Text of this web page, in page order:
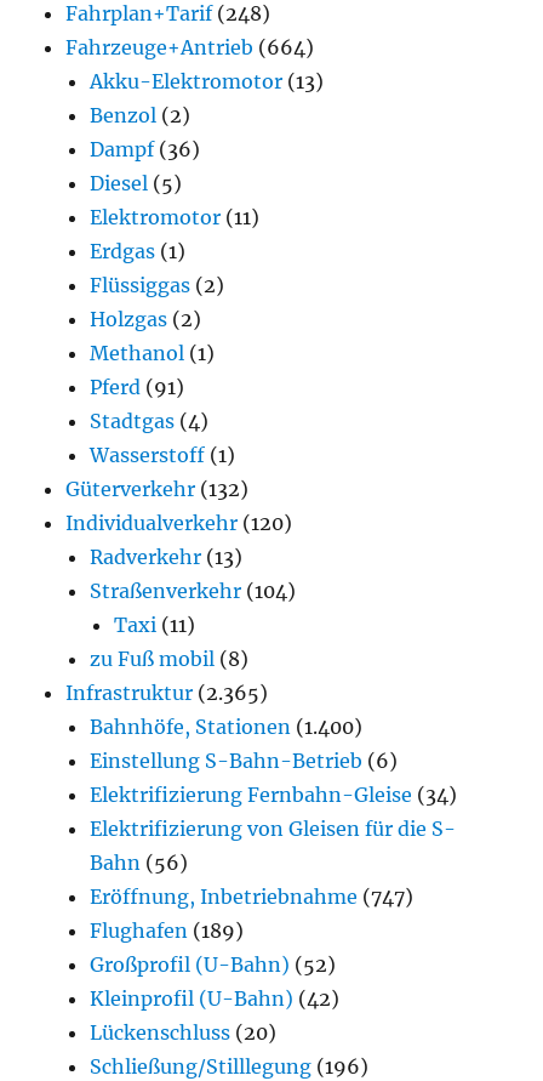
Fahrplan+Tarif(248)
Fahrzeuge+Antrieb (664)
Akku-Elektromotor (13)
Benzol (2)
Dampf(36)
Diesel (5)
Elektromotor (11)
Erdgas (1)
Flüssiggas (2)
Holzgas (2)
Methanol (1)
Pferd (91)
Stadtgas (4)
Wasserstoff (1)
Güterverkehr (132)
Individualverkehr (120)
Radverkehr (13)
Straßenverkehr (104)
Taxi (11)
zu Fuß mobil (8)
Infrastruktur (2.365)
Bahnhöfe, Stationen (1.400)
Einstellung S-Bahn-Betrieb (6)
Elektrifizierung Fernbahn-Gleise (34)
Elektrifizierung von Gleisen für die S-
Bahn (56)
Eröffnung, Inbetriebnahme (747)
Flughafen (189)
Großprofil (U-Bahn) (52)
Kleinprofil (U-Bahn) (42)
Lückenschluss (20)
Schließung/Stilllegung (196)